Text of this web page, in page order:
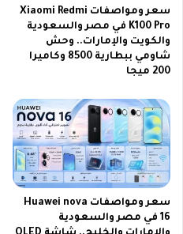
2
6
سعر ومواصفات Xiaomi Redmi
K100 Pro في مصر والسعودية
والكويت والإمارات.. وحش
شاومي ببطارية 8500 وكاميرا
200 ميجا
سعر ومواصفات Huawei nova
16 في مصر والسعودية